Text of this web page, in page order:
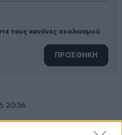
τους κανόνες σχολιασμού
ΠΡΟΣΘΗΚΗ
20:36